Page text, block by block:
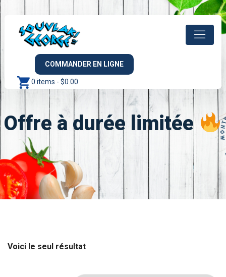
COMMANDER EN LIGNE
0 items - $0.00
Offre à durée limitée
Voici le seul résultat